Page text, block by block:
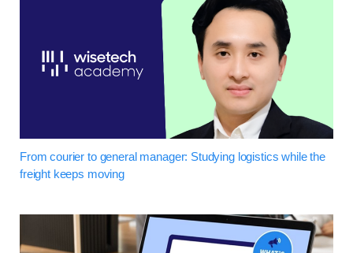
From courier to general manager: Studying logistics while the
freight keeps moving